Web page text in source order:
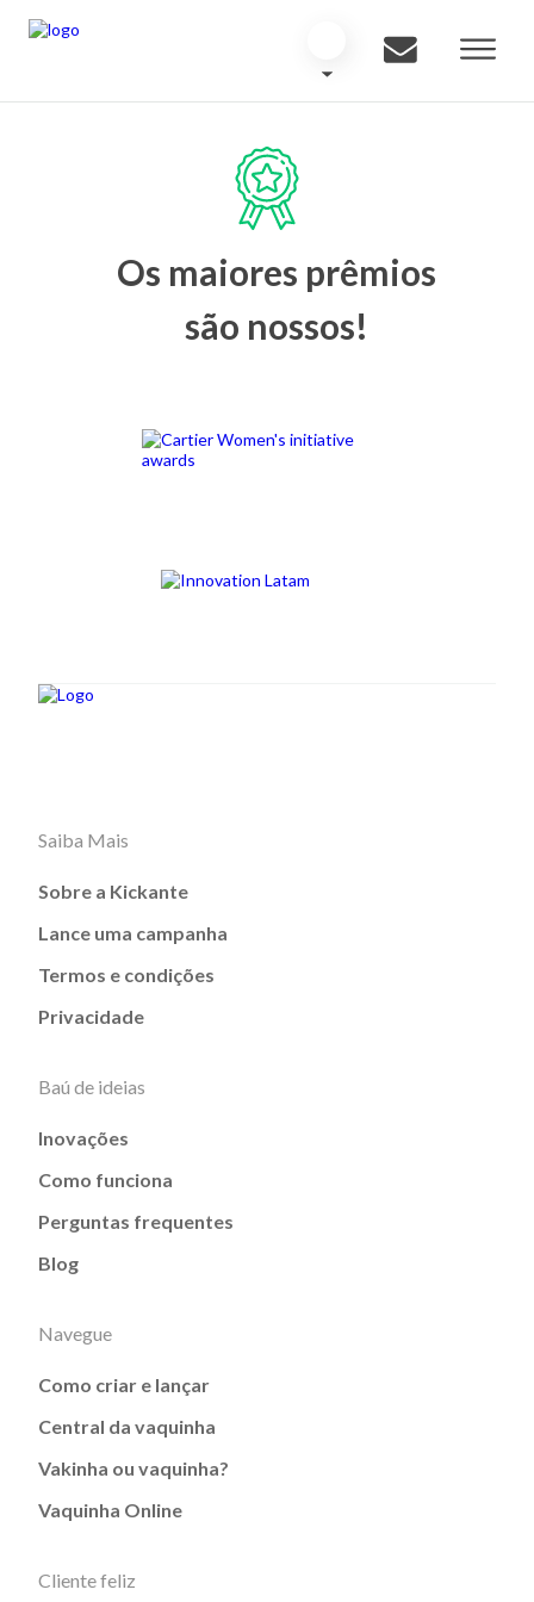
Os maiores prêmios
são nossos!
Saiba Mais
Sobre a Kickante
Lance uma campanha
Termos e condições
Privacidade
Baú de ideias
Inovações
Como funciona
Perguntas frequentes
Blog
Navegue
Como criar e lançar
Central da vaquinha
Vakinha ou vaquinha?
Vaquinha Online
Cliente feliz